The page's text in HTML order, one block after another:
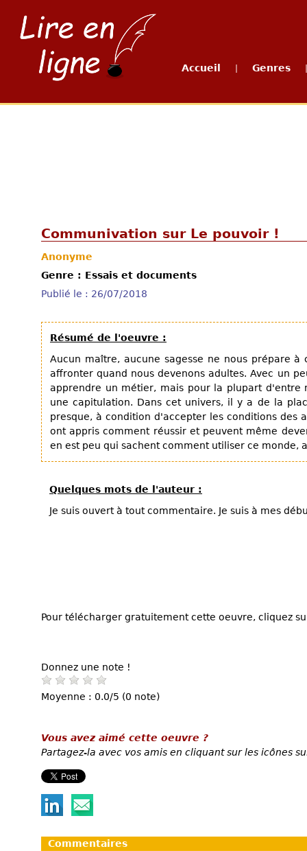
Accueil Genres
Communivation sur Le pouvoir !
Anonyme
Genre : Essais et documents
Publié le : 26/07/2018
Résumé de l'oeuvre :
Aucun maître, aucune sagesse ne nous prépare à
affronter quand nous devenons adultes. Avec un
apprendre un métier, mais pour la plupart d'entre
une capitulation. Dans cet univers, il y a de la
presque, à condition d'accepter les conditions des
ont appris comment réussir et peuvent même
en est peu qui sachent comment utiliser ce monde,
Quelques mots de l'auteur :
Je suis ouvert à tout commentaire. Je suis à mes
Pour télécharger gratuitement cette oeuvre, cliquez
Donnez une note !
Moyenne : 0.0/5 (0 note)
Vous avez aimé cette oeuvre ?
Partagez-la avec vos amis en cliquant sur les icônes
Commentaires